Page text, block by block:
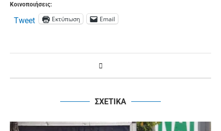
Κοινοποιήσεις:
Tweet Εκτύπωση Email
ΣΧΕΤΙΚΑ